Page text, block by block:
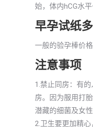
始，体内hCG水
早孕试纸
一般的验孕棒价
注意事项
1.禁止同房：有
房。因为服用打
潜藏的细菌及女
2.卫生要更加精